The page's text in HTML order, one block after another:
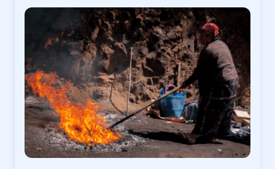
r
a
s
?
p
o
s
e
e
a
b
u
n
c
a
t
e
d
r
a
l
d
e